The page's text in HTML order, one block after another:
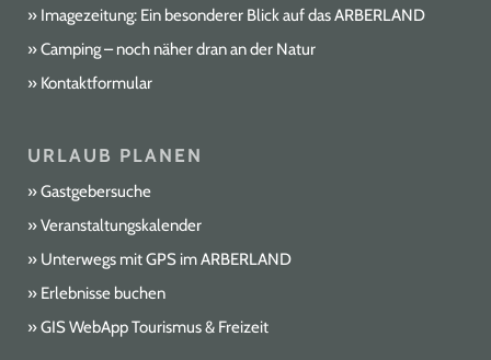
Imagezeitung: Ein besonderer Blick auf das ARBERLAND
Camping – noch näher dran an der Natur
Kontaktformular
URLAUB PLANEN
Gastgebersuche
Veranstaltungskalender
Unterwegs mit GPS im ARBERLAND
Erlebnisse buchen
GIS WebApp Tourismus & Freizeit